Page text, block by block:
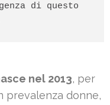
di questo
nel 2013, per
prevalenza donne,